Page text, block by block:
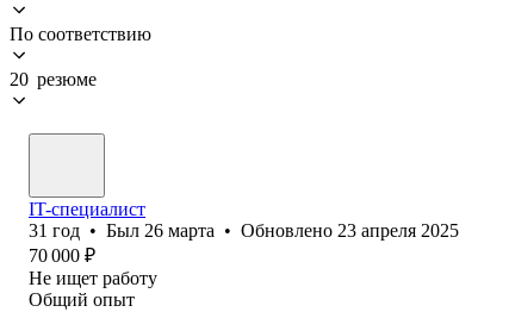
По соответствию
20 резюме
IT-специалист
31 год • Был 26 марта • Обновлено 23 апреля 2025
70 000 ₽
Не ищет работу
Общий опыт